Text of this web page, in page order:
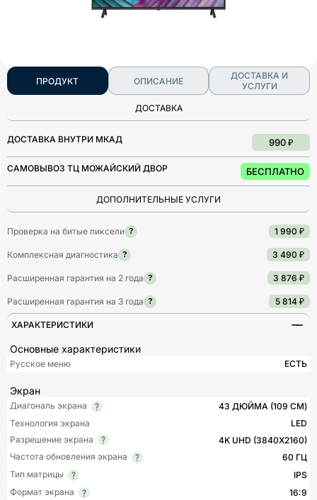
ПРОДУКТ ОПИСАНИЕ
ДОСТАВКА И
УСЛУГИ
ДОСТАВКА
ДОСТАВКА ВНУТРИ МКАД 990 ₽
САМОВЫВОЗ ТЦ МОЖАЙСКИЙ ДВОР БЕСПЛАТНО
ДОПОЛНИТЕЛЬНЫЕ УСЛУГИ
Проверка на битые пиксели ? 1 990 ₽
Комплексная диагностика ? 3 490 ₽
Расширенная гарантия на 2 года ? 3 876 ₽
Расширенная гарантия на 3 года ? 5 814 ₽
ХАРАКТЕРИСТИКИ
Основные характеристики
Русское меню ЕСТЬ
Экран
Диагональ экрана
43 ДЮЙМА (109 СМ)
Технология экрана
LED
Разрешение экрана
4K UHD (3840X2160)
Частота обновления экрана
60 ГЦ
Тип матрицы
IPS
Формат экрана
16:9